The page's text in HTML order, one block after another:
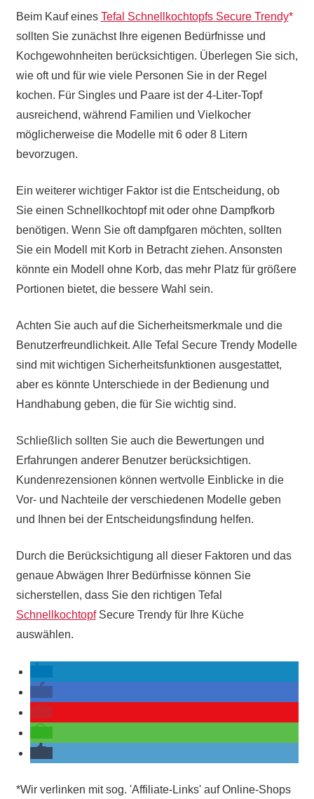
Beim Kauf eines Tefal Schnellkochtopfs Secure Trendy
sollten Sie zunächst Ihre eigenen Bedürfnisse und
Kochgewohnheiten berücksichtigen. Überlegen Sie sich,
wie oft und für wie viele Personen Sie in der Regel
kochen. Für Singles und Paare ist der 4-Liter-Topf
ausreichend, während Familien und Vielkocher
möglicherweise die Modelle mit 6 oder 8 Litern
bevorzugen.
Ein weiterer wichtiger Faktor ist die Entscheidung, ob
Sie einen Schnellkochtopf mit oder ohne Dampfkorb
benötigen. Wenn Sie oft dampfgaren möchten, sollten
Sie ein Modell mit Korb in Betracht ziehen. Ansonsten
könnte ein Modell ohne Korb, das mehr Platz für größere
Portionen bietet, die bessere Wahl sein.
Achten Sie auch auf die Sicherheitsmerkmale und die
Benutzerfreundlichkeit. Alle Tefal Secure Trendy Modelle
sind mit wichtigen Sicherheitsfunktionen ausgestattet,
aber es könnte Unterschiede in der Bedienung und
Handhabung geben, die für Sie wichtig sind.
Schließlich sollten Sie auch die Bewertungen und
Erfahrungen anderer Benutzer berücksichtigen.
Kundenrezensionen können wertvolle Einblicke in die
Vor- und Nachteile der verschiedenen Modelle geben
und Ihnen bei der Entscheidungsfindung helfen.
Durch die Berücksichtigung all dieser Faktoren und das
genaue Abwägen Ihrer Bedürfnisse können Sie
sicherstellen, dass Sie den richtigen Tefal
SchnellkochtopfSecure Trendy für Ihre Küche
auswählen.
*Wir verlinken mit sog. 'Affiliate-Links' auf Online-Shops